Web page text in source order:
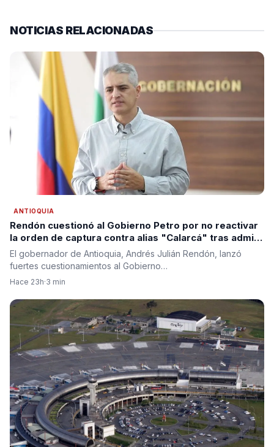
NOTICIAS RELACIONADAS
ANTIOQUIA
Rendón cuestionó al Gobierno Petro por no reactivar
la orden de captura contra alias "Calarcá" tras admitir
fracaso del proceso de paz
El gobernador de Antioquia, Andrés Julián Rendón, lanzó
fuertes cuestionamientos al Gobierno…
Hace 23h·3 min